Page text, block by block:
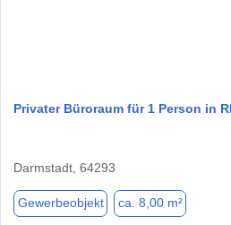
Privater Büroraum für 1 Person in
Darmstadt, 64293
Gewerbeobjekt ca. 8,00 m²